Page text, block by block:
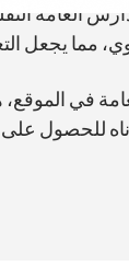
العامة
في
للحصول